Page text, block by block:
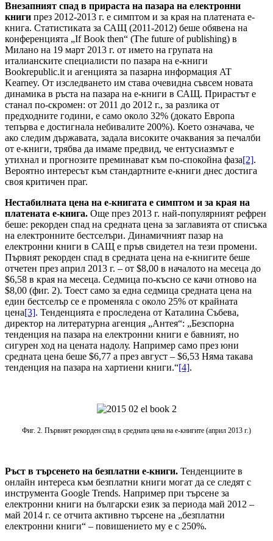
Внезапният спад в прираста на пазара на електронни
книги през 2012-2013 г. е симптом и за края на платената е-
книга. Статистиката за САЩ (2011-2012) беше обявена на
конференцията „If Book then“ (The future of publishing) в
Милано на 19 март 2013 г. от името на групата на
италианските специалисти по пазара на е-книги
Bookrepublic.it и агенцията за пазарна информация AT
Kearney. От изследването им става очевидна съвсем новата
динамика в ръста на пазара на е-книги в САЩ. Прирастът е
станал по-скромен: от 2011 до 2012 г., за разлика от
предходните години, е само около 32% (докато Европа
тепърва е достигнала небивалите 200%). Което означава, че
ако следим държавата, задала високите очаквания за печалби
от е-книги, трябва да имаме предвид, че ентусиазмът е
утихнал и прогнозите преминават към по-спокойна фаза[2].
Вероятно интересът към стандартните е-книги днес достига
своя критичен праг.
Нестабилната цена на е-книгата е симптом и за края на
платената е-книга. Още през 2013 г. най-популярният рефрен
беше: рекорден спад на средната цена за заглавията от списъка
на електронните бестселъри. Динамичният пазар на
електронни книги в САЩ е пръв свидетел на тези промени.
Първият рекорден спад в средната цена на е-книгите беше
отчетен през април 2013 г. – от $8,00 в началото на месеца до
$6,58 в края на месеца. Седмица по-късно се качи отново на
$8,00 (фиг. 2). Тоест само за една седмица средната цена на
един бестселър се е променяла с около 25% от крайната
цена[3]. Тенденцията е проследена от Каталина Събева,
директор на литературна агенция „Антея“: „Безспорна
тенденция на пазара на електронни книги е бавният, но
сигурен ход на цената надолу. Например само през юни
средната цена беше $6,77 а през август – $6,53 Няма такава
тенденция на пазара на хартиени книги.“[4].
Фиг. 2. Първият рекорден спад в средната цена на е-книгите (април 2013 г.)
Ръст в търсенето на безплатни е-книги. Тенденциите в
онлайн интереса към безплатни книги могат да се следят с
инструмента Google Trends. Например при търсене за
електронни книги на български език за периода май 2012 –
май 2014 г. се отчита активно търсене на „безплатни
електронни книги“ – повишението му е с 250%.